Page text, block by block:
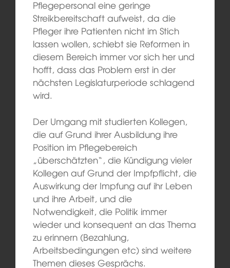
Pflegepersonal eine geringe
Streikbereitschaft aufweist, da die
Pfleger ihre Patienten nicht im Stich
lassen wollen, schiebt sie Reformen in
diesem Bereich immer vor sich her und
hofft, dass das Problem erst in der
nächsten Legislaturperiode schlagend
wird.
Der Umgang mit studierten Kollegen,
die auf Grund ihrer Ausbildung ihre
Position im Pflegebereich
„überschätzten“, die Kündigung vieler
Kollegen auf Grund der Impfpflicht, die
Auswirkung der Impfung auf ihr Leben
und ihre Arbeit, und die
Notwendigkeit, die Politik immer
wieder und konsequent an das Thema
zu erinnern (Bezahlung,
Arbeitsbedingungen etc) sind weitere
Themen dieses Gesprächs.